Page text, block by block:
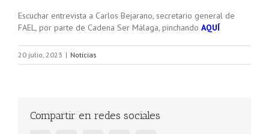
Escuchar entrevista a Carlos Bejarano, secretario general de
FAEL, por parte de Cadena Ser Málaga, pinchando AQUÍ
20 julio, 2023 | Noticias
Compartir en redes sociales